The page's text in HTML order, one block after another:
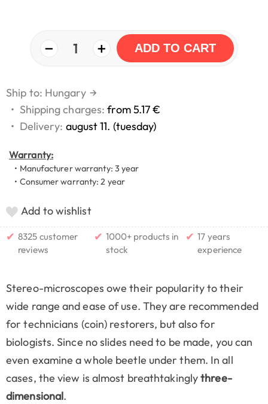
− 1 + ADD TO CART
Ship to: Hungary →
• Shipping charges:from 5.17 €
• Delivery: august 11. (tuesday)
Warranty:
• Manufacturer warranty: 3 year
• Consumer warranty: 2 year
Add to wishlist
✔ 8325 customer
reviews
✔ 1000+ products in
stock
✔ 17 years
experience
Stereo-microscopes owe their popularity to their
wide range and ease of use. They are recommended
for technicians (coin) restorers, but also for
biologists. Since no slides need to be made, you can
even examine a whole beetle under them. In all
cases, the view is almost breathtakinglythree-
dimensional.